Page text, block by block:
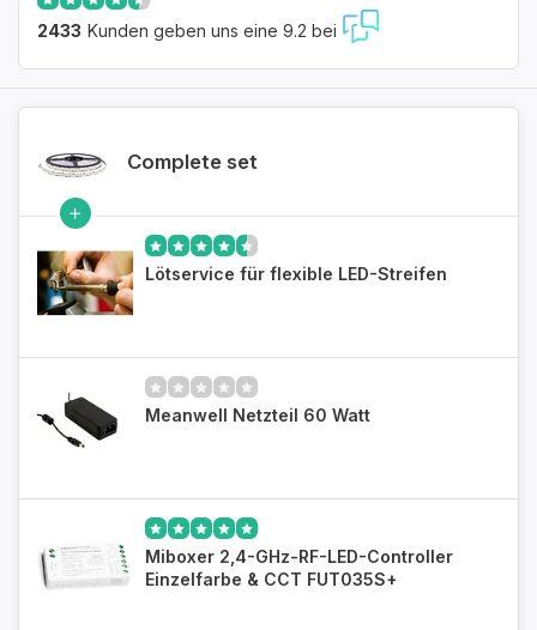
2433 Kunden geben uns eine 9.2 bei
Complete set
Lötservice für flexible LED-Streifen
Meanwell Netzteil 60 Watt
Miboxer 2,4-GHz-RF-LED-Controller
Einzelfarbe & CCT FUT035S+